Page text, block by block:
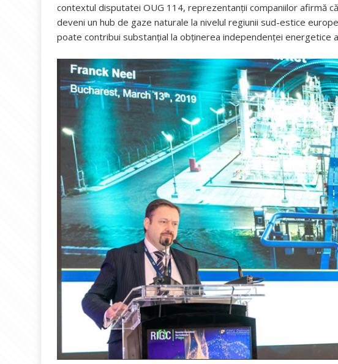
contextul disputatei OUG 114, reprezentanții companiilor afirmă
deveni un hub de gaze naturale la nivelul regiunii sud-estice
poate contribui substanțial la obținerea independenței energetice